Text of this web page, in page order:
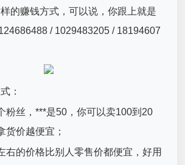
的赚钱方式，可以说，你跟上就是
/ 1029483205 / 18194607
：
粉丝，***是50，你可以卖100到20
货价越便宜；
右的价格比别人零售价都便宜，好用